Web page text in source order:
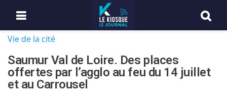
Vie de la cité
Saumur Val de Loire. Des places
offertes par l’agglo au feu du 14 juillet
et au Carrousel